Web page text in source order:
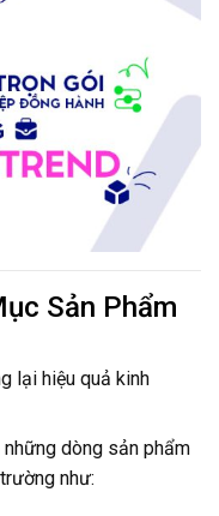
Sản Phẩm
lại hiệu quả kinh
dòng sản phẩm
như: